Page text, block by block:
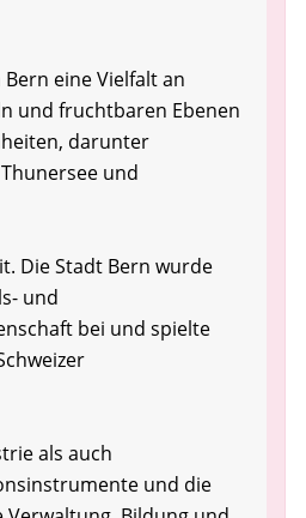
eine Vielfalt an
und fruchtbaren Ebenen
darunter
und
Die Stadt Bern wurde
und
bei und spielte
als auch
und die